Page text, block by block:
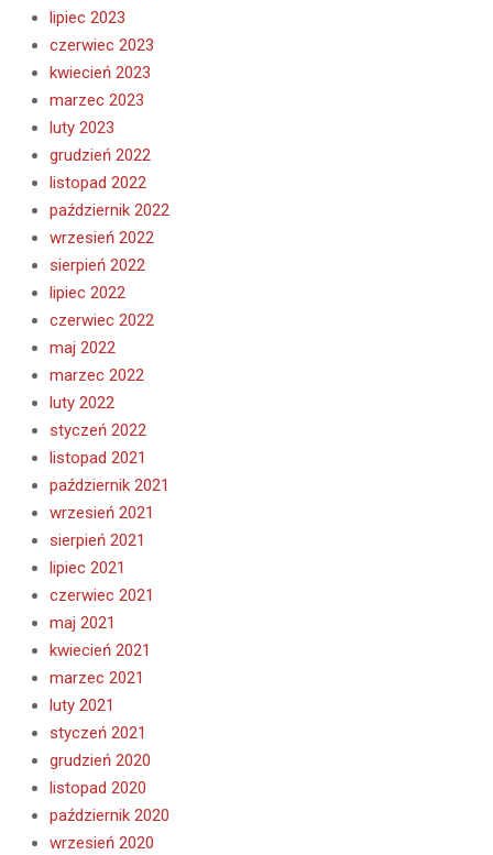
lipiec 2023
czerwiec 2023
kwiecień 2023
marzec 2023
luty 2023
grudzień 2022
listopad 2022
październik 2022
wrzesień 2022
sierpień 2022
lipiec 2022
czerwiec 2022
maj 2022
marzec 2022
luty 2022
styczeń 2022
listopad 2021
październik 2021
wrzesień 2021
sierpień 2021
lipiec 2021
czerwiec 2021
maj 2021
kwiecień 2021
marzec 2021
luty 2021
styczeń 2021
grudzień 2020
listopad 2020
październik 2020
wrzesień 2020